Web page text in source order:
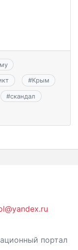
#Крым
#скандал
портал